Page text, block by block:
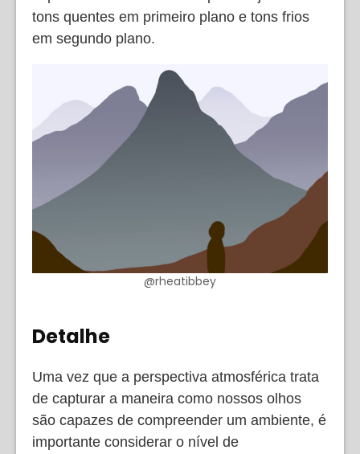
tons quentes em primeiro plano e tons frios
em segundo plano.
@rheatibbey
Detalhe
Uma vez que a perspectiva atmosférica trata
de capturar a maneira como nossos olhos
são capazes de compreender um ambiente, é
importante considerar o nível de